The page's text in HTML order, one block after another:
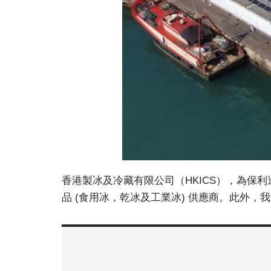
香港製冰及冷藏有限公司（HKICS），為保
品 (食用冰，乾冰及工業冰) 供應商。此外，